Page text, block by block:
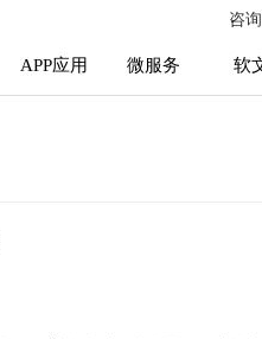
咨
软
软
微服务
微服务
APP应用
APP应用